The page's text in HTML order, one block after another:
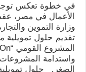
في خطوة تعكس توجهًا
الأعمال في مصر،
وزارة التموين
تقديم حلول تمويلية
واستدامة
الصغر. حلول